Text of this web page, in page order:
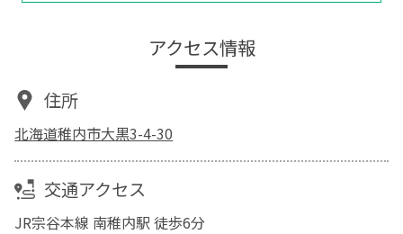
アクセス情報
住所
北海道稚内市大黒3-4-30
交通アクセス
JR宗谷本線 南稚内駅 徒歩6分